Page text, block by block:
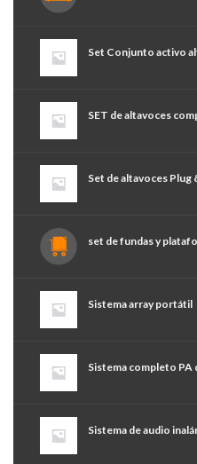
Set Conjunto activo
SET de altavoces
Set de altavoces Plug
set de fundas y
Sistema array portátil
Sistema completo PA
Sistema de audio